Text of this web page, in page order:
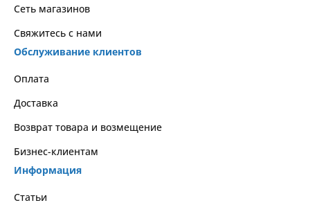
Сеть магазинов
Свяжитесь с нами
Обслуживание клиентов
Оплата
Доставка
Возврат товара и возмещение
Бизнес-клиентам
Информация
Статьи